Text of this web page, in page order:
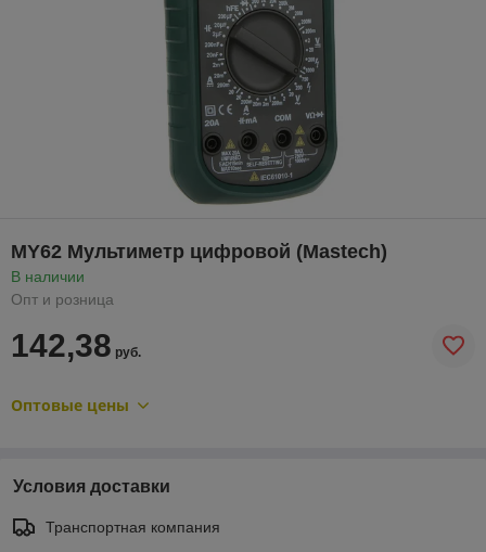
MY62 Мультиметр цифровой (Mastech)
В наличии
Опт и розница
142,38 руб.
Оптовые цены
Условия доставки
Транспортная компания